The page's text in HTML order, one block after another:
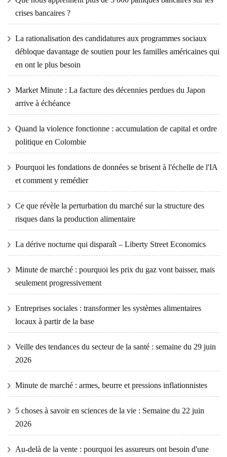
crises bancaires ?
La rationalisation des candidatures aux programmes sociaux
débloque davantage de soutien pour les familles américaines qui
en ont le plus besoin
Market Minute : La facture des décennies perdues du Japon
arrive à échéance
Quand la violence fonctionne : accumulation de capital et ordre
politique en Colombie
Pourquoi les fondations de données se brisent à l'échelle de l'IA
et comment y remédier
Ce que révèle la perturbation du marché sur la structure des
risques dans la production alimentaire
La dérive nocturne qui disparaît – Liberty Street Economics
Minute de marché : pourquoi les prix du gaz vont baisser, mais
seulement progressivement
Entreprises sociales : transformer les systèmes alimentaires
locaux à partir de la base
Veille des tendances du secteur de la santé : semaine du 29 juin
2026
Minute de marché : armes, beurre et pressions inflationnistes
5 choses à savoir en sciences de la vie : Semaine du 22 juin
2026
Au-delà de la vente : pourquoi les assureurs ont besoin d'une